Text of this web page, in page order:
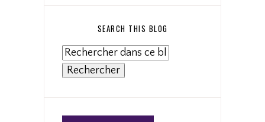
SEARCH THIS BLOG